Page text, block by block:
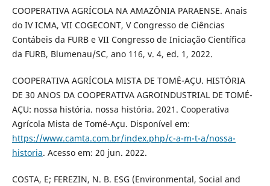
COOPERATIVA AGRÍCOLA NA AMAZÔNIA PARAENSE. Anais
do IV ICMA, VII COGECONT, V Congresso de Ciências
Contábeis da FURB e VII Congresso de Iniciação Científica
da FURB, Blumenau/SC, ano 116, v. 4, ed. 1, 2022.
COOPERATIVA AGRÍCOLA MISTA DE TOMÉ-AÇU. HISTÓRIA
DE 30 ANOS DA COOPERATIVA AGROINDUSTRIAL DE TOMÉ-
AÇU: nossa história. nossa história. 2021. Cooperativa
Agrícola Mista de Tomé-Açu. Disponível em:
https://www.camta.com.br/index.php/c-a-m-t-a/nossa-
historia. Acesso em: 20 jun. 2022.
COSTA, E; FEREZIN, N. B. ESG (Environmental, Social and